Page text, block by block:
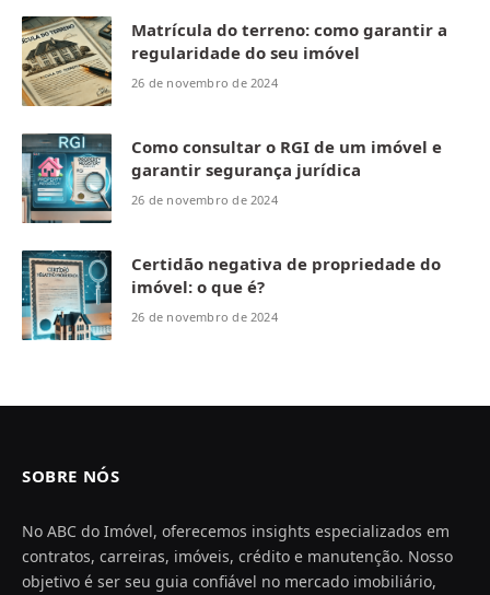
Matrícula do terreno: como garantir a
regularidade do seu imóvel
26 de novembro de 2024
Como consultar o RGI de um imóvel e
garantir segurança jurídica
26 de novembro de 2024
Certidão negativa de propriedade do
imóvel: o que é?
26 de novembro de 2024
SOBRE NÓS
No ABC do Imóvel, oferecemos insights especializados em
contratos, carreiras, imóveis, crédito e manutenção. Nosso
objetivo é ser seu guia confiável no mercado imobiliário,